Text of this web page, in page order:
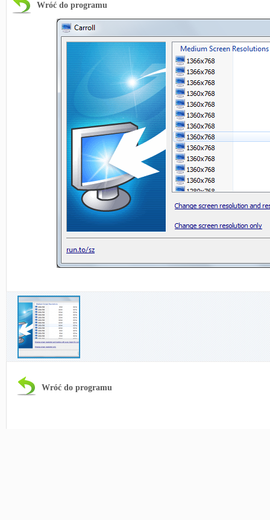
Wróć do programu
Wróć do programu